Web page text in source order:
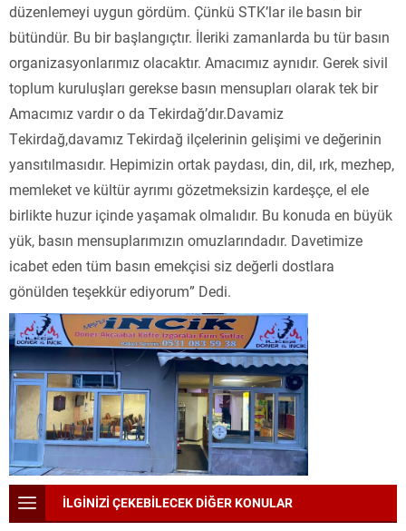
düzenlemeyi uygun gördüm. Çünkü STK’lar ile basın bir
bütündür. Bu bir başlangıçtır. İleriki zamanlarda bu tür basın
organizasyonlarımız olacaktır. Amacımız aynıdır. Gerek sivil
toplum kuruluşları gerekse basın mensupları olarak tek bir
Amacımız vardır o da Tekirdağ’dır.Davamiz
Tekirdağ,davamız Tekirdağ ilçelerinin gelişimi ve değerinin
yansıtılmasıdır. Hepimizin ortak paydası, din, dil, ırk, mezhep,
memleket ve kültür ayrımı gözetmeksizin kardeşçe, el ele
birlikte huzur içinde yaşamak olmalıdır. Bu konuda en büyük
yük, basın mensuplarımızın omuzlarındadır. Davetimize
icabet eden tüm basın emekçisi siz değerli dostlara
gönülden teşekkür ediyorum” Dedi.
İLGİNİZİ ÇEKEBİLECEK DİĞER KONULAR